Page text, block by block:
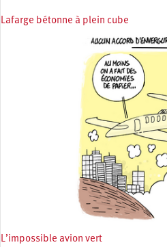
Lafarge bétonne à plein cube
L’impossible avion vert